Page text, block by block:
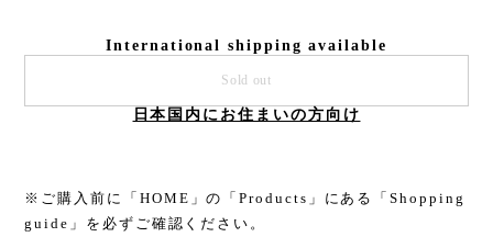
International shipping available
Sold out
日本国内にお住まいの方向け
※ご購入前に「HOME」の「Products」にある「Shopping
guide」を必ずご確認ください。